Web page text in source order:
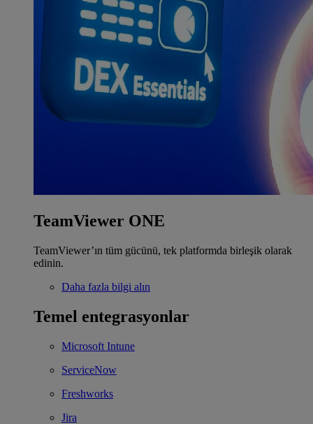
TeamViewer ONE
TeamViewer’ın tüm gücünü, tek platformda birleşik olarak
edinin.
Daha fazla bilgi alın
Temel entegrasyonlar
Microsoft Intune
ServiceNow
Freshworks
Jira